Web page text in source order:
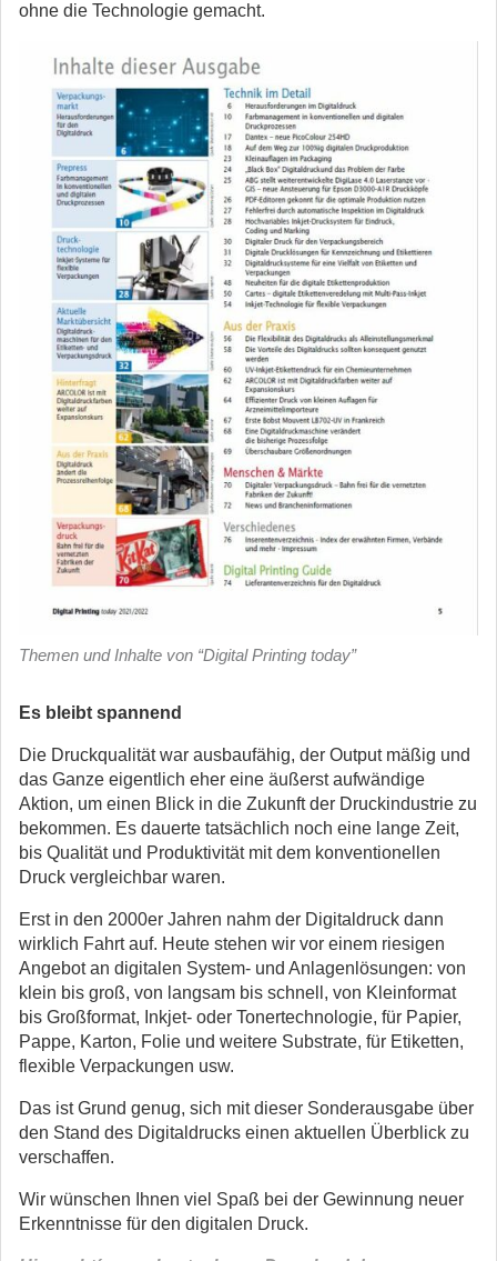
ohne die Technologie gemacht.
Themen und Inhalte von “Digital Printing today”
Es bleibt spannend
Die Druckqualität war ausbaufähig, der Output mäßig und
das Ganze eigentlich eher eine äußerst aufwändige
Aktion, um einen Blick in die Zukunft der Druckindustrie zu
bekommen. Es dauerte tatsächlich noch eine lange Zeit,
bis Qualität und Produktivität mit dem konventionellen
Druck vergleichbar waren.
Erst in den 2000er Jahren nahm der Digitaldruck dann
wirklich Fahrt auf. Heute stehen wir vor einem riesigen
Angebot an digitalen System- und Anlagenlösungen: von
klein bis groß, von langsam bis schnell, von Kleinformat
bis Großformat, Inkjet- oder Tonertechnologie, für Papier,
Pappe, Karton, Folie und weitere Substrate, für Etiketten,
flexible Verpackungen usw.
Das ist Grund genug, sich mit dieser Sonderausgabe über
den Stand des Digitaldrucks einen aktuellen Überblick zu
verschaffen.
Wir wünschen Ihnen viel Spaß bei der Gewinnung neuer
Erkenntnisse für den digitalen Druck.